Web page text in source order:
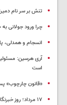
تنش بر سر نام
چرا ورود جولانی
انسجام و همدلی،
آری هرسین:
است
«قانون چارچوب» پس از ماراتن ۱۸ساعته
١٧ مرداد؛ روز خبرنگار یا خبرنگارنماها!